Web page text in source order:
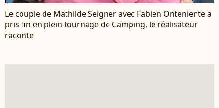
Le couple de Mathilde Seigner avec Fabien Onteniente a
pris fin en plein tournage de Camping, le réalisateur
raconte